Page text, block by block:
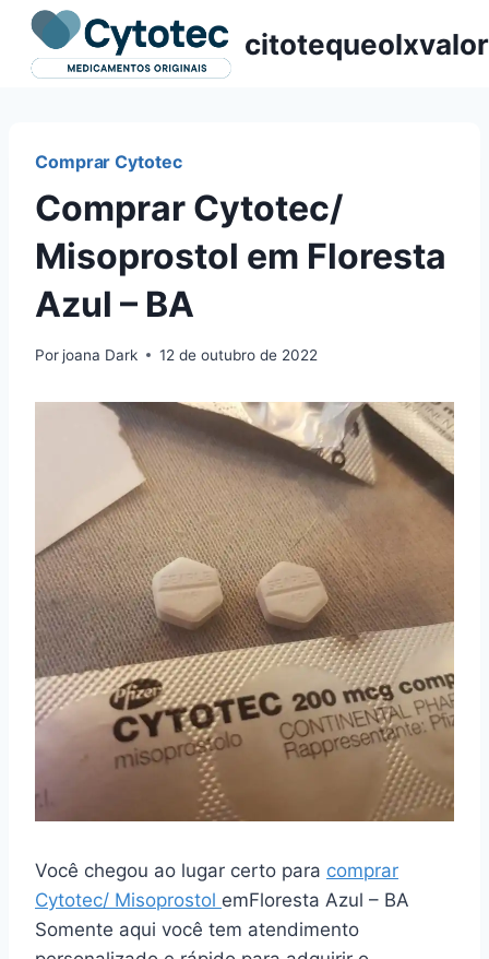
Pular
para
citotequeolxvalor
Comprar Cytotec
Comprar Cytotec/
Misoprostol em Floresta
Azul – BA
Por joana Dark 12 de outubro de 2022
Você chegou ao lugar certo para comprar
Cytotec/ Misoprostol emFloresta Azul – BA
Somente aqui você tem atendimento